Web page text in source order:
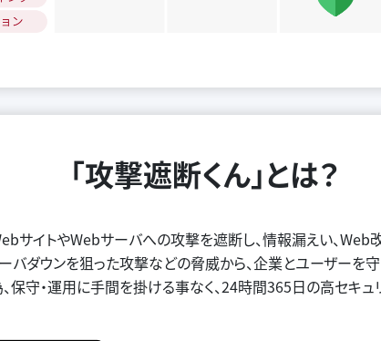
「攻撃遮断くん」とは？
サイトやWebサーバへの攻撃を遮断し、情報漏えい、Web
バダウンを狙った攻撃などの脅威から、企業とユーザーを守
保守・運用に手間を掛ける事なく、24時間365日の高セキュ